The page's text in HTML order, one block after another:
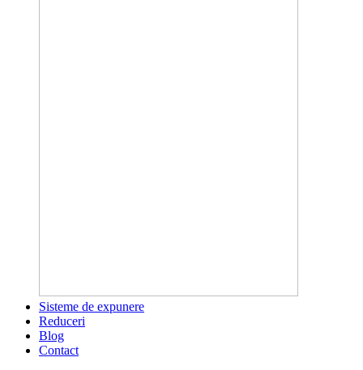
Sisteme de expunere
Reduceri
Blog
Contact